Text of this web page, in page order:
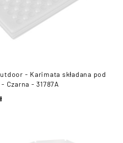
- Karimata składana pod
- Czarna - 31787A